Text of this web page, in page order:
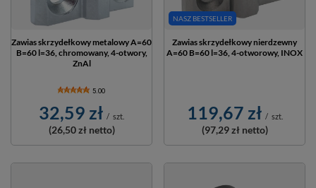
Zawias skrzydełkowy metalowy A=60
B=60 l=36, chromowany, 4-otwory,
ZnAl
5.00
32,59 zł / szt.
(26,50 zł netto)
NASZ BESTSELLER
Zawias skrzydełkowy nierdzewny
A=60 B=60 l=36, 4-otworowy, INOX
119,67 zł / szt.
(97,29 zł netto)